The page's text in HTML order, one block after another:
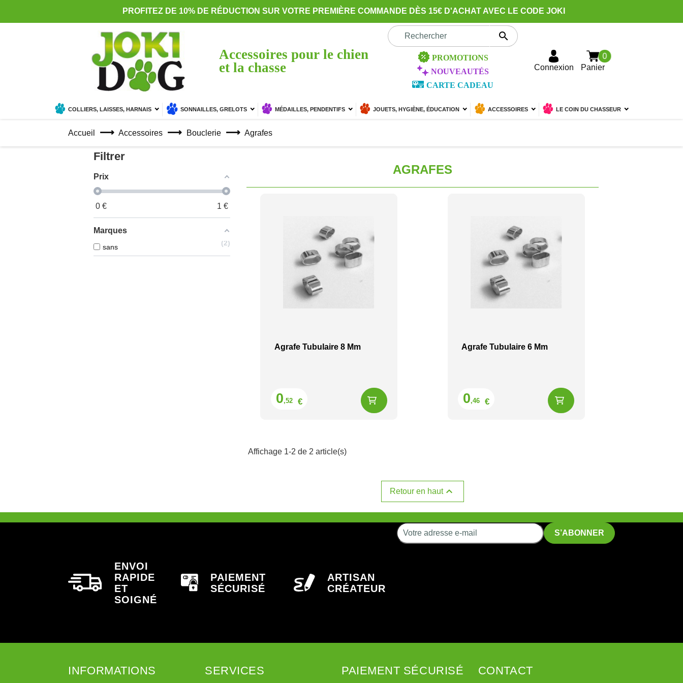
PROFITEZ DE 10% DE RÉDUCTION SUR VOTRE PREMIÈRE COMMANDE DÈS 15€ D'ACHAT AVEC LE CODE JOKI
Accessoires pour le chien
et la chasse

PROMOTIONS
NOUVEAUTÉS
CARTE CADEAU
Connexion Panier
0
COLLIERS, LAISSES, HARNAIS SONNAILLES, GRELOTS MÉDAILLES, PENDENTIFS JOUETS, HYGIÈNE, ÉDUCATION ACCESSOIRES LE COIN DU CHASSEUR
Accueil Accessoires Bouclerie Agrafes
Filtrer
Prix
0 € 1 €
Marques
sans 2
AGRAFES
Agrafe Tubulaire 8 Mm
0,52 €
Agrafe Tubulaire 6 Mm
0,46 €
Affichage 1-2 de 2 article(s)
Retour en haut
ENVOI
RAPIDE
ET
SOIGNÉ
PAIEMENT
SÉCURISÉ
ARTISAN
CRÉATEUR
INFORMATIONS SERVICES PAIEMENT SÉCURISÉ CONTACT